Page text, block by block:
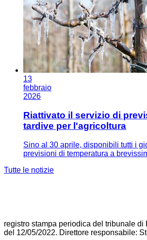
13
febbraio
2026
Riattivato il servizio di
tardive per l'agricoltura
Sino al 30 aprile, disponibili tutti i
previsioni di temperatura a
Tutte le notizie
registro stampa periodica del tribunale di
del 12/05/2022. Direttore responsabile: